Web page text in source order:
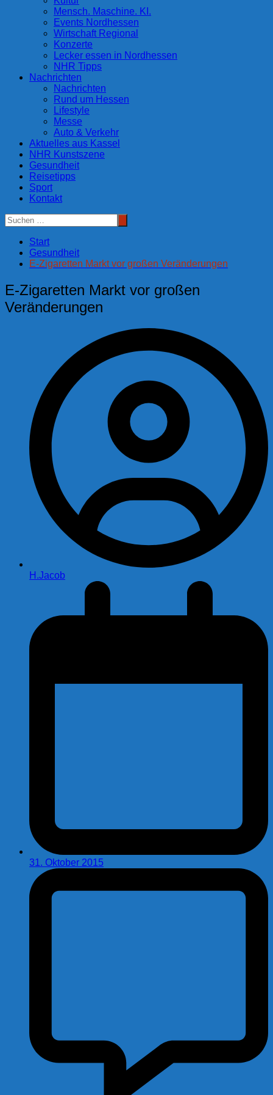
Mensch. Maschine. KI.
Events Nordhessen
Wirtschaft Regional
Konzerte
Lecker essen in Nordhessen
NHR Tipps
Nachrichten
Nachrichten
Rund um Hessen
Lifestyle
Messe
Auto & Verkehr
Aktuelles aus Kassel
NHR Kunstszene
Gesundheit
Reisetipps
Sport
Kontakt
Start
Gesundheit
E-Zigaretten Markt vor großen Veränderungen
E-Zigaretten Markt vor großen
Veränderungen
H.Jacob
31. Oktober 2015